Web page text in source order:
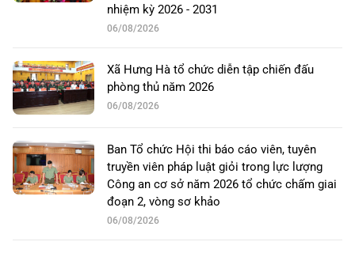
nhiệm kỳ 2026 - 2031
06/08/2026
Xã Hưng Hà tổ chức diễn tập chiến đấu
phòng thủ năm 2026
06/08/2026
Ban Tổ chức Hội thi báo cáo viên, tuyên
truyền viên pháp luật giỏi trong lực lượng
Công an cơ sở năm 2026 tổ chức chấm giai
đoạn 2, vòng sơ khảo
06/08/2026